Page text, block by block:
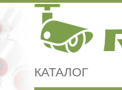
КАТАЛОГ